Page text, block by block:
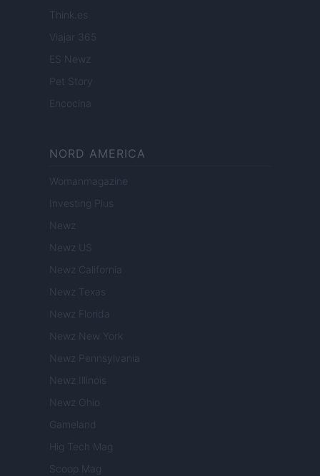
Think.es
Viajar 365
ES Newz
Pet Story
Encocina
NORD AMERICA
Womanmagazine
Investing Plus
Newz
Newz US
Newz California
Newz Texas
Newz Florida
Newz New York
Newz Pennsylvania
Newz Illinois
Newz Ohio
Gameland
Hig Tech Mag
Scoop Mag